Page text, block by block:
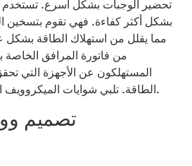
تحضير الوجبات بشكل أسرع. تستخدم
بشكل أكثر كفاءة. فهي تقوم بتسخين
مما يقلل من استهلاك الطاقة بشكل
من فاتورة المرافق الخاصة
المستهلكون عن الأجهزة التي
الطاقة. تلبي شوايات الميكروويف الذكية هذا الطلب بفعالية.
تصميم